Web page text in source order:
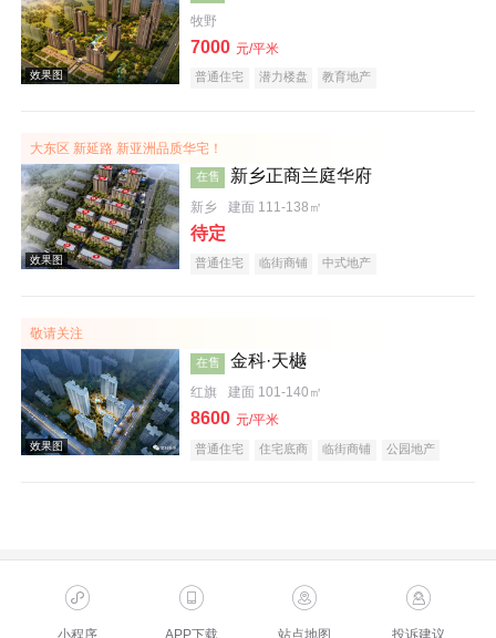
效果图
牧野
7000 元/平米
普通住宅 潜力楼盘 教育地产
大东区 新延路 新亚洲品质华宅！
在售 新乡正商兰庭华府
新乡 建面 111-138㎡
待定
普通住宅 临街商铺 中式地产
敬请关注
在售 金科·天樾
红旗 建面 101-140㎡
8600 元/平米
普通住宅 住宅底商 临街商铺
公园地产